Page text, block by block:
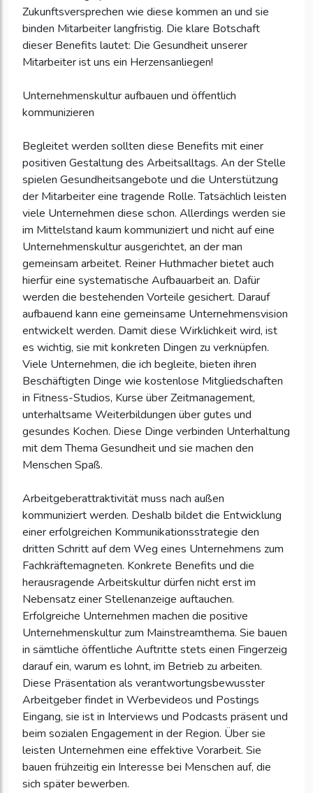
Zukunftsversprechen wie diese kommen an und sie
binden Mitarbeiter langfristig. Die klare Botschaft
dieser Benefits lautet: Die Gesundheit unserer
Mitarbeiter ist uns ein Herzensanliegen!
Unternehmenskultur aufbauen und öffentlich
kommunizieren
Begleitet werden sollten diese Benefits mit einer
positiven Gestaltung des Arbeitsalltags. An der Stelle
spielen Gesundheitsangebote und die Unterstützung
der Mitarbeiter eine tragende Rolle. Tatsächlich leisten
viele Unternehmen diese schon. Allerdings werden sie
im Mittelstand kaum kommuniziert und nicht auf eine
Unternehmenskultur ausgerichtet, an der man
gemeinsam arbeitet. Reiner Huthmacher bietet auch
hierfür eine systematische Aufbauarbeit an. Dafür
werden die bestehenden Vorteile gesichert. Darauf
aufbauend kann eine gemeinsame Unternehmensvision
entwickelt werden. Damit diese Wirklichkeit wird, ist
es wichtig, sie mit konkreten Dingen zu verknüpfen.
Viele Unternehmen, die ich begleite, bieten ihren
Beschäftigten Dinge wie kostenlose Mitgliedschaften
in Fitness-Studios, Kurse über Zeitmanagement,
unterhaltsame Weiterbildungen über gutes und
gesundes Kochen. Diese Dinge verbinden Unterhaltung
mit dem Thema Gesundheit und sie machen den
Menschen Spaß.
Arbeitgeberattraktivität muss nach außen
kommuniziert werden. Deshalb bildet die Entwicklung
einer erfolgreichen Kommunikationsstrategie den
dritten Schritt auf dem Weg eines Unternehmens zum
Fachkräftemagneten. Konkrete Benefits und die
herausragende Arbeitskultur dürfen nicht erst im
Nebensatz einer Stellenanzeige auftauchen.
Erfolgreiche Unternehmen machen die positive
Unternehmenskultur zum Mainstreamthema. Sie bauen
in sämtliche öffentliche Auftritte stets einen Fingerzeig
darauf ein, warum es lohnt, im Betrieb zu arbeiten.
Diese Präsentation als verantwortungsbewusster
Arbeitgeber findet in Werbevideos und Postings
Eingang, sie ist in Interviews und Podcasts präsent und
beim sozialen Engagement in der Region. Über sie
leisten Unternehmen eine effektive Vorarbeit. Sie
bauen frühzeitig ein Interesse bei Menschen auf, die
sich später bewerben.